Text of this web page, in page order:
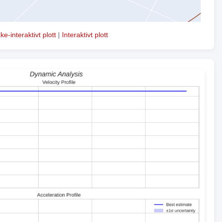
interaktivt plott | Interaktivt plott